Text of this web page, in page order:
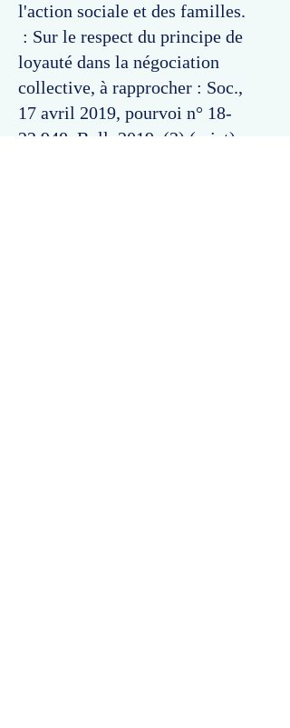
l'action sociale et des familles.
: Sur le respect du principe de
loyauté dans la négociation
collective, à rapprocher : Soc.,
17 avril 2019, pourvoi n° 18-
22.948 , Bull. 2019, (2) (rejet) ;